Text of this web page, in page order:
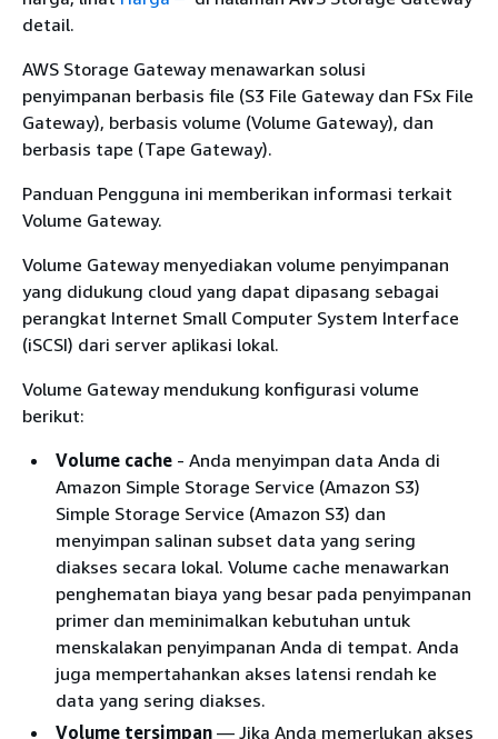
detail.
AWS Storage Gateway menawarkan solusi
penyimpanan berbasis file (S3 File Gateway dan FSx File
Gateway), berbasis volume (Volume Gateway), dan
berbasis tape (Tape Gateway).
Panduan Pengguna ini memberikan informasi terkait
Volume Gateway.
Volume Gateway menyediakan volume penyimpanan
yang didukung cloud yang dapat dipasang sebagai
perangkat Internet Small Computer System Interface
(iSCSI) dari server aplikasi lokal.
Volume Gateway mendukung konfigurasi volume
berikut:
Volume cache - Anda menyimpan data Anda di
Amazon Simple Storage Service (Amazon S3)
Simple Storage Service (Amazon S3) dan
menyimpan salinan subset data yang sering
diakses secara lokal. Volume cache menawarkan
penghematan biaya yang besar pada penyimpanan
primer dan meminimalkan kebutuhan untuk
menskalakan penyimpanan Anda di tempat. Anda
juga mempertahankan akses latensi rendah ke
data yang sering diakses.
Volume tersimpan — Jika Anda memerlukan akses